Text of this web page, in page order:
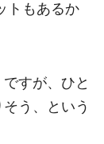
トもあるか
すが、ひと
う、という